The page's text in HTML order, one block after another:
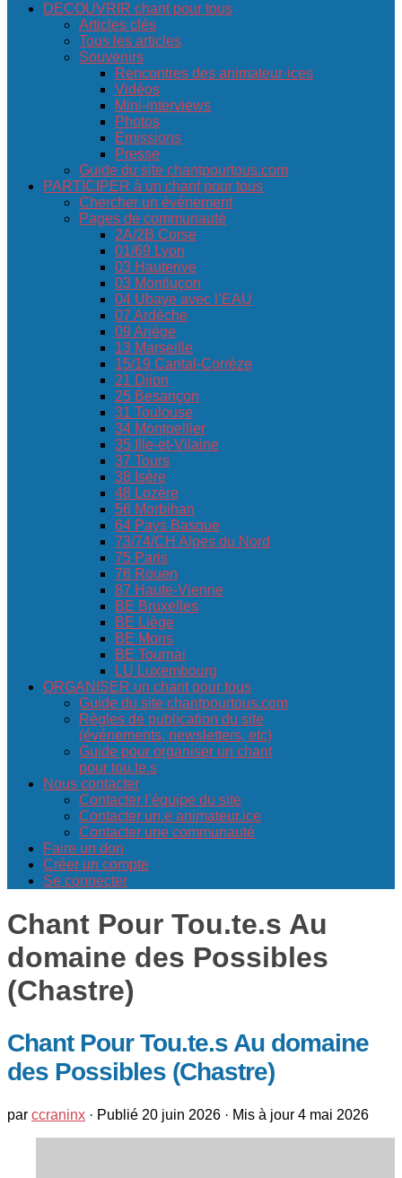
DECOUVRIR chant pour tous
Articles clés
Tous les articles
Souvenirs
Rencontres des animateur·ices
Vidéos
Mini-interviews
Photos
Émissions
Presse
Guide du site chantpourtous.com
PARTICIPER à un chant pour tous
Chercher un événement
Pages de communauté
2A/2B Corse
01/69 Lyon
03 Hauterive
03 Montluçon
04 Ubaye avec l’EAU
07 Ardèche
09 Ariège
13 Marseille
15/19 Cantal-Corrèze
21 Dijon
25 Besançon
31 Toulouse
34 Montpellier
35 Ille-et-Vilaine
37 Tours
38 Isère
48 Lozère
56 Morbihan
64 Pays Basque
73/74/CH Alpes du Nord
75 Paris
76 Rouen
87 Haute-Vienne
BE Bruxelles
BE Liège
BE Mons
BE Tournai
LU Luxembourg
ORGANISER un chant pour tous
Guide du site chantpourtous.com
Règles de publication du site
(événements, newsletters, etc)
Guide pour organiser un chant
pour tou.te.s
Nous contacter
Contacter l’équipe du site
Contacter un.e animateur.ice
Contacter une communauté
Faire un don
Créer un compte
Se connecter
Chant Pour Tou.te.s Au
domaine des Possibles
(Chastre)
Chant Pour Tou.te.s Au domaine
des Possibles (Chastre)
par ccraninx · Publié 20 juin 2026 · Mis à jour 4 mai 2026